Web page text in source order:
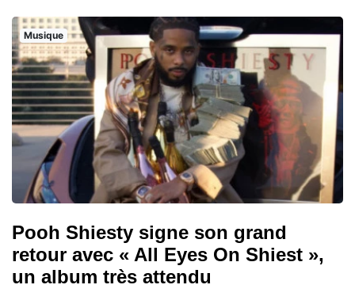
Musique
Pooh Shiesty signe son grand
retour avec « All Eyes On Shiest »,
un album très attendu